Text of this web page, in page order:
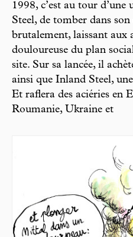
1998, c’est au tour
Steel, de tomber dans
brutalement, laissant aux
douloureuse du plan
site. Sur sa lancée, il
ainsi que Inland Steel,
Et raflera des aciéries en
Roumanie, Ukraine et